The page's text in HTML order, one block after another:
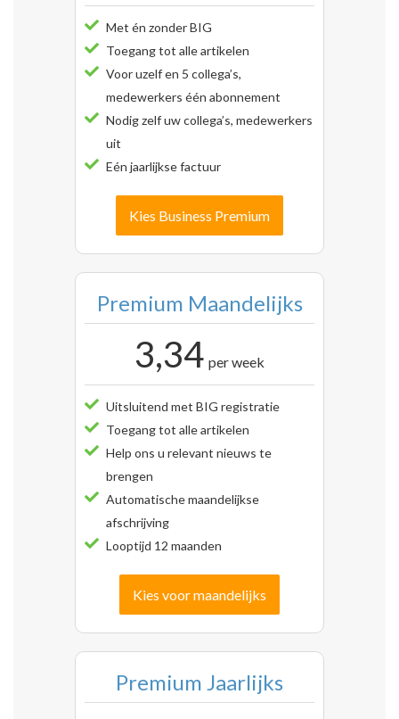
Met én zonder BIG
Toegang tot alle artikelen
Voor uzelf en 5 collega’s,
medewerkers één abonnement
Nodig zelf uw collega’s, medewerkers
uit
Eén jaarlijkse factuur
Kies Business Premium
Premium Maandelijks
3,34 per week
Uitsluitend met BIG registratie
Toegang tot alle artikelen
Help ons u relevant nieuws te
brengen
Automatische maandelijkse
afschrijving
Looptijd 12 maanden
Kies voor maandelijks
Premium Jaarlijks